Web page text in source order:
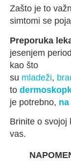
Zašto je to
simtomi se
Preporuka
jesenjem
kao što
su mladeži,
to
je potrebno,
Brinite o svojoj
vas.